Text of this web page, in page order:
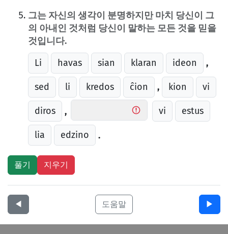
그는 자신의 생각이 분명하지만 마치 당신이 그
의 아내인 것처럼 당신이 말하는 모든 것을 믿을
것입니다.
Li
havas sian klaran ideon ,
sed li kredos ĉion , kion vi
diros , vi estus
lia edzino .
◀︎ 도움말 ▶︎